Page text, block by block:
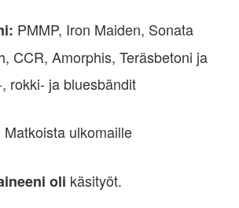
PMMP, Iron Maiden, Sonata
CCR, Amorphis, Teräsbetoni ja
rokki- ja bluesbändit
Matkoista ulkomaille
oli käsityöt.